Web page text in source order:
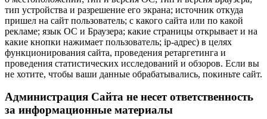
тип устройства и разрешение его экрана; источник откуда
пришел на сайт пользователь; с какого сайта или по какой
рекламе; язык ОС и Браузера; какие страницы открывает и на
какие кнопки нажимает пользователь; ip-адрес) в целях
функционирования сайта, проведения ретаргетинга и
проведения статистических исследований и обзоров. Если вы
не хотите, чтобы ваши данные обрабатывались, покиньте сайт.
Администрация Сайта не несет ответственность
за информационные материалы